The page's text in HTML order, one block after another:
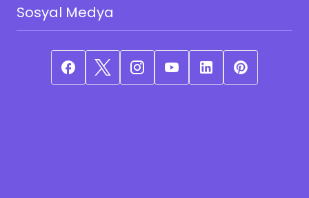
Sosyal Medya